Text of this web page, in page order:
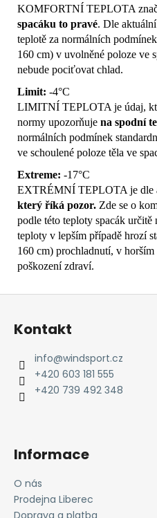
KOMFORTNÍ TEPLOTA
spacáku to pravé. Dle
teplotě za normálních
160 cm) v uvolněné poloze ve
nebude pociťovat chlad.
Limit: -4°C
LIMITNÍ TEPLOTA je údaj,
normy upozorňuje na spodní
normálních podmínek
ve schoulené poloze těla ve
Extreme: -17°C
EXTRÉMNÍ TEPLOTA je dle
který říká pozor. Zde se o
podle této teploty spacák určitě
teploty v lepším případě hrozí
160 cm) prochladnutí, v horším
poškození zdraví.
Z
Kontakt
info@windsport.cz
+420 603 181 555
+420 739 492 348
Informace
O nás
Prodejna Liberec
Doprava a platba